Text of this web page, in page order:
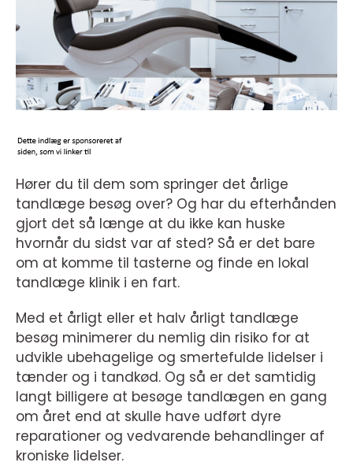
Hører du til dem som springer det årlige
tandlæge besøg over? Og har du efterhånden
gjort det så længe at du ikke kan huske
hvornår du sidst var af sted? Så er det bare
om at komme til tasterne og finde en lokal
tandlæge klinik i en fart.
Med et årligt eller et halv årligt tandlæge
besøg minimerer du nemlig din risiko for at
udvikle ubehagelige og smertefulde lidelser i
tænder og i tandkød. Og så er det samtidig
langt billigere at besøge tandlægen en gang
om året end at skulle have udført dyre
reparationer og vedvarende behandlinger af
kroniske lidelser.